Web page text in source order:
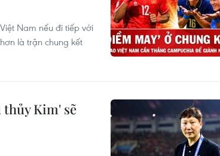
Nam nếu đi tiếp với
là trận chung kết
thủy Kim' sẽ